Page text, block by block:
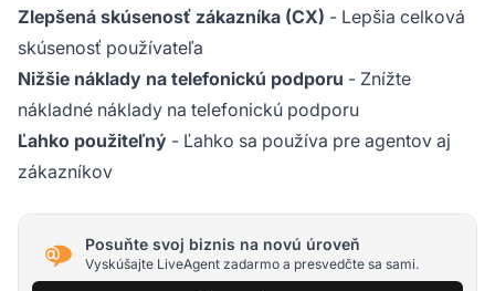
Zlepšená skúsenosť zákazníka (CX) - Lepšia celková
skúsenosť používateľa
Nižšie náklady na telefonickú podporu - Znížte
nákladné náklady na telefonickú podporu
Ľahko použiteľný - Ľahko sa používa pre agentov aj
zákazníkov
Posuňte svoj biznis na novú úroveň
Vyskúšajte LiveAgent zadarmo a presvedčte sa sami.